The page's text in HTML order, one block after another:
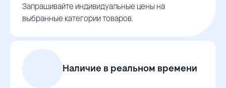
Запрашивайте индивидуальные цены на
выбранные категории товаров.
Наличие в реальном времени